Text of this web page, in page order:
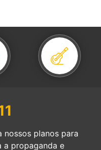
nossos planos para
a propaganda e